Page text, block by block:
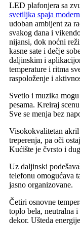
LED plafonjera sa
svetiljka spaja
udoban ambijent za
svakog dana i
nijansi, dok noćni
kasne sate i dečje
daljinskim i
temperature i ritma
raspoloženje i
Svetlo i muzika
pesama. Kreiraj
Sve se menja bez
Visokokvalitetan
treperenja, pa oči
Kućište je čvrsto i
Uz daljinski
telefonu omogućava
jasno organizovane.
Četiri osnovne
toplo bela, neutralna
dekor. Ušteda